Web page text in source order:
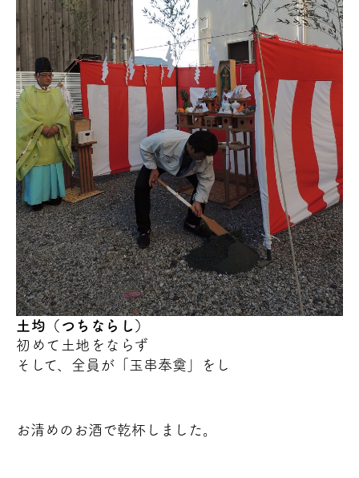
土均（つちならし）
初めて土地をならず
そして、全員が「玉串奉奠」をし
お清めのお酒で乾杯しました。